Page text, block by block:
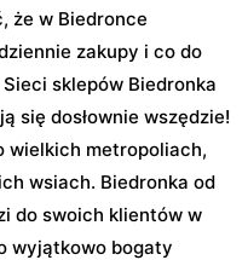
że w Biedronce
zakupy i co do
sklepów Biedronka
się dosłownie wszędzie!
wielkich metropoliach,
wsiach. Biedronka od
do swoich klientów w
wyjątkowo bogaty